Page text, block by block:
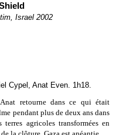
Israel 2002
Cypel, Anat Even. 1h18.
retourne dans ce qui était
pendant plus de deux ans dans
agricoles transformées en